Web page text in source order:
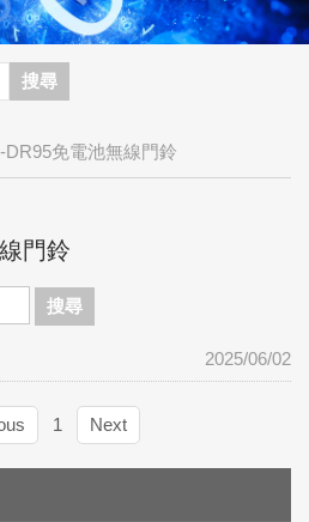
搜尋
DR95免電池無線門鈴
門鈴
搜尋
2025/06/02
1 Next